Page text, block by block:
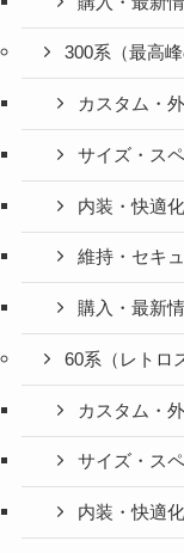
300系（最高峰
カスタム・
サイズ・ス
内装・快適化
維持・セキ
購入・最新
60系（レトロ
カスタム・
サイズ・ス
内装・快適化